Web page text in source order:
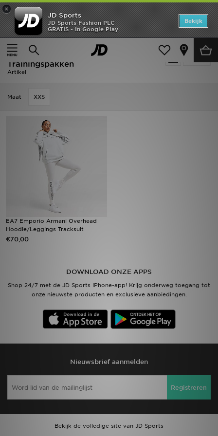
×
JD Sports
JD Sports Fashion PLC
GRATIS - In Google Play
Bekijk
Thuis
Dames Dameskleding Trainingspakken
Dames - EA7 Emporio Armani
Trainingspakken
Artikel
Maat XXS
EA7 Emporio Armani Overhead
Hoodie/Leggings Tracksuit
€70,00
DOWNLOAD ONZE APPS
Shop 24/7 met de JD Sports iPhone-app! Krijg onderweg toegang tot
onze nieuwste producten en exclusieve aanbiedingen.
Nieuwsbrief aanmelden
Registreren
Bekijk de volledige site van JD Sports
Home
Offers
New In
Collecties
Merken
Vind een winkel
Mijn JD
Download de app